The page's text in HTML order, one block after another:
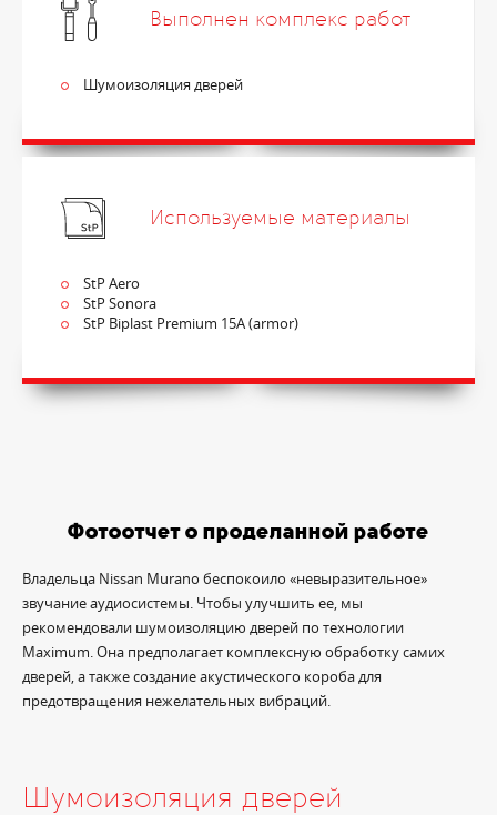
Выполнен комплекс работ
Шумоизоляция дверей
Используемые материалы
StP Aero
StP Sonora
StP Biplast Premium 15A (armor)
Фотоотчет о проделанной работе
Владельца Nissan Murano беспокоило «невыразительное»
звучание аудиосистемы. Чтобы улучшить ее, мы
рекомендовали шумоизоляцию дверей по технологии
Maximum. Она предполагает комплексную обработку самих
дверей, а также создание акустического короба для
предотвращения нежелательных вибраций.
Шумоизоляция дверей